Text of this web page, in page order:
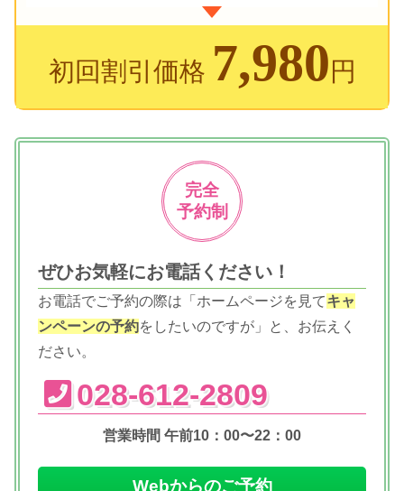
初回割引価格 7,980 円
完全
予約制
ぜひお気軽にお電話ください！
お電話でご予約の際は「ホームページを見てキャ
ンペーンの予約をしたいのですが」と、お伝えく
ださい。
028-612-2809
営業時間 午前10：00〜22：00
Webからのご予約